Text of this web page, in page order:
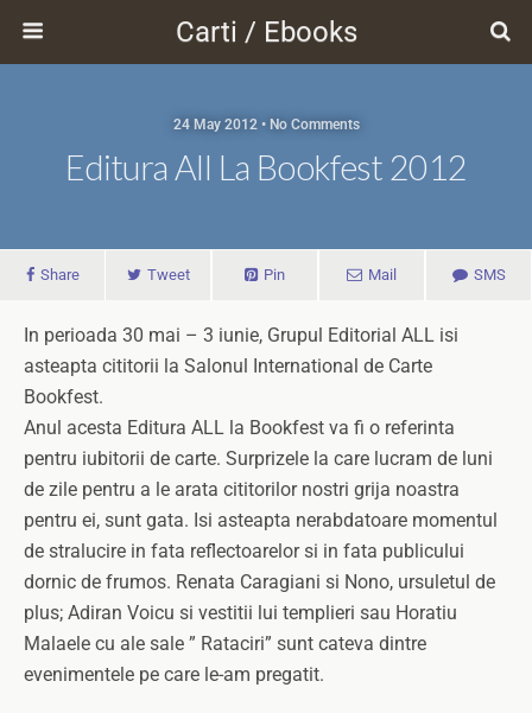
Carti / Ebooks
24 May 2012 • No Comments
Editura All La Bookfest 2012
Share Tweet Pin Mail SMS
In perioada 30 mai – 3 iunie, Grupul Editorial ALL isi
asteapta cititorii la Salonul International de Carte
Bookfest.
Anul acesta Editura ALL la Bookfest va fi o referinta
pentru iubitorii de carte. Surprizele la care lucram de luni
de zile pentru a le arata cititorilor nostri grija noastra
pentru ei, sunt gata. Isi asteapta nerabdatoare momentul
de stralucire in fata reflectoarelor si in fata publicului
dornic de frumos. Renata Caragiani si Nono, ursuletul de
plus; Adiran Voicu si vestitii lui templieri sau Horatiu
Malaele cu ale sale ” Rataciri” sunt cateva dintre
evenimentele pe care le-am pregatit.